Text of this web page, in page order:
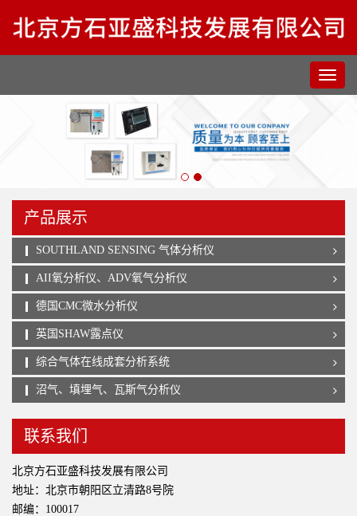
产品展示
SOUTHLAND SENSING 气体分析仪
AII氧分析仪、ADV氧气分析仪
德国CMC微水分析仪
英国SHAW露点仪
综合气体在线成套分析系统
沼气、填埋气、瓦斯气分析仪
联系我们
北京方石亚盛科技发展有限公司
地址：北京市朝阳区立清路8号院
邮编：100017